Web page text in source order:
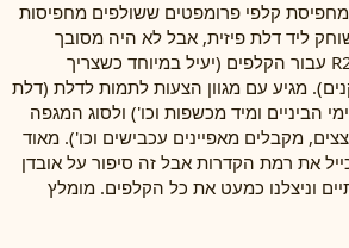
מחפיסת קלפי פרומפטים ששולפים מחפיסות
ליד דלת פיזית, אבל לא היה מסובך
לסמלץ בשיחת וידאו וR20 עבור הקלפים (יעיל במיוחד כשצריך
מגיע עם מגוון הצעות לתמות לדלת (דלת
הביניים ומיד מכשפות וכו') ולסוג המגפה
מקבלים מאפיינים עכבישים וכו'). מאוד
את רמת הקדרות אבל זה סיפור על אובדן
וניצלנו כמעט את כל הקלפים. מומלץ